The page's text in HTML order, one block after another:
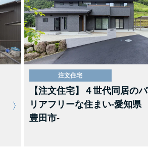
注文住宅
【注文住宅】４世代同居のバ
リアフリーな住まい-愛知県
豊田市-